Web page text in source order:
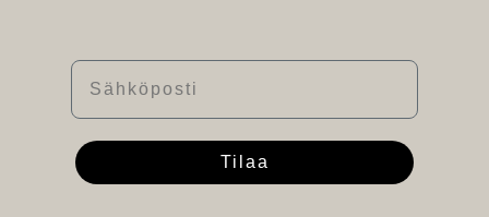
Sähköposti
Tilaa